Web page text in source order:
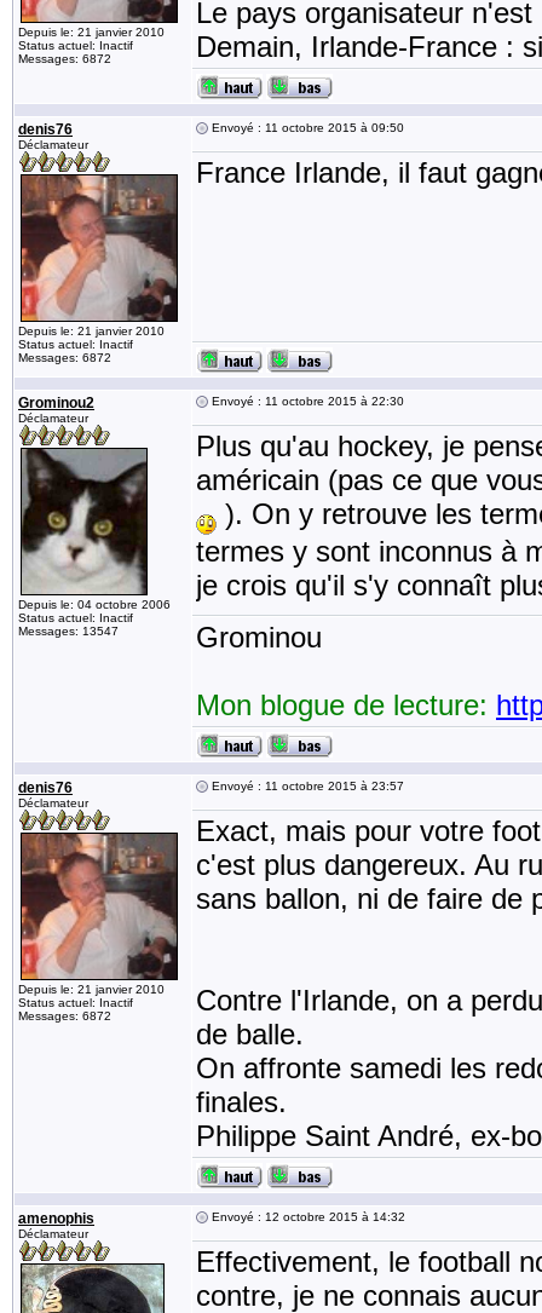
Depuis le: 21 janvier 2010
Status actuel: Inactif
Messages: 6872
Le pays organisateur
Demain, Irlande-France :
denis76
Déclamateur
Depuis le: 21 janvier 2010
Status actuel: Inactif
Messages: 6872
Envoyé : 11 octobre 2015 à 09:50
France Irlande, il faut
Grominou2
Déclamateur
Depuis le: 04 octobre 2006
Status actuel: Inactif
Messages: 13547
Envoyé : 11 octobre 2015 à 22:30
Plus qu'au hockey, je
américain (pas ce que
). On y retrouve les
termes y sont inconnus à
je crois qu'il s'y connaît
Grominou
Mon blogue de lecture:
denis76
Déclamateur
Depuis le: 21 janvier 2010
Status actuel: Inactif
Messages: 6872
Envoyé : 11 octobre 2015 à 23:57
Exact, mais pour votre
c'est plus dangereux. Au
sans ballon, ni de faire de
Contre l'Irlande, on a
de balle.
On affronte samedi les
finales.
Philippe Saint André, ex-
amenophis
Déclamateur
Envoyé : 12 octobre 2015 à 14:32
Effectivement, le football
contre, je ne connais